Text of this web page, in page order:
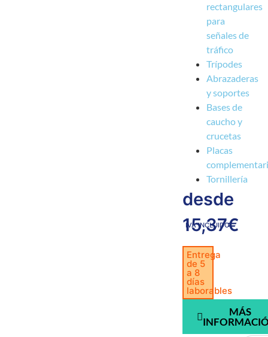
rectangulares
para
señales de
tráfico
Trípodes
Abrazaderas
y soportes
Bases de
caucho y
crucetas
Placas
Tornillería
desde
15,37€
IVA INCLUIDO
Entrega
de 5
a 8
días
laborables
MÁS